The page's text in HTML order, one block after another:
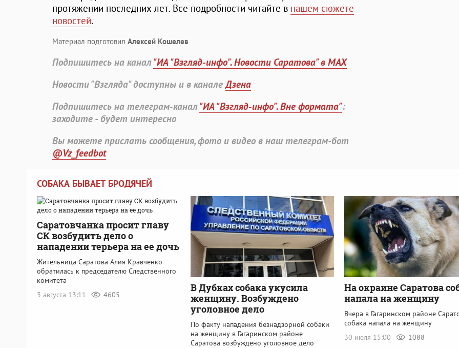
протяжении последних лет. Все подробности читайте в нашем сюжете
новостей.
Материал подготовил Алексей Кошелев
Подпишитесь на канал"ИА "Взгляд-инфо". Новости Саратова" в MAX
Новости "Взгляда" доступны и в каналеДзена
Подпишитесь на телеграм-канал"ИА "Взгляд-инфо". Вне формата":
заходите - будет интересно
Вы можете прислать сообщения, фото и видео в наш телеграм-бот
@Vz_feedbot
СОБАКА БЫВАЕТ БРОДЯЧЕЙ
Саратовчанка просит главу
СК возбудить дело о
нападении терьера на ее дочь
Жительница Саратова Алия Кравченко
обратилась к председателю Следственного
комитета
3 августа 13:11
4605
В Дубках собака укусила
женщину. Возбуждено
уголовное дело
По факту нападения безнадзорной собаки
на женщину в Гагаринском районе
Саратова возбуждено уголовное дело
На окраине Саратова
напала на женщину
Вчера в Гагаринском районе
собака напала на женщину
30 июля 15:00
1088